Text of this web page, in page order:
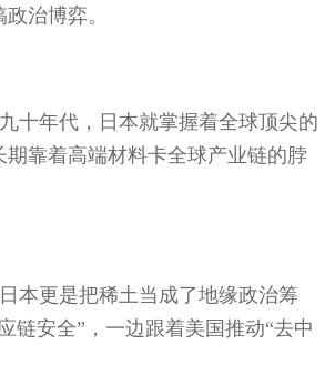
治博弈。
十年代，日本就掌握着全球顶尖的
期靠着高端材料卡全球产业链的脖
本更是把稀土当成了地缘政治筹
链安全”，一边跟着美国推动“去中